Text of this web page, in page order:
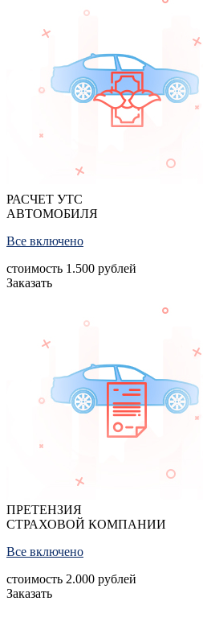
РАСЧЕТ УТС
АВТОМОБИЛЯ
Все включено
стоимость 1.500 рублей
Заказать
ПРЕТЕНЗИЯ
СТРАХОВОЙ КОМПАНИИ
Все включено
стоимость 2.000 рублей
Заказать